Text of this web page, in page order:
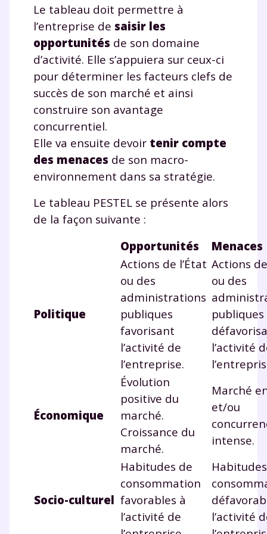
Le tableau doit permettre à
l’entreprise de saisir les
opportunités de son domaine
d’activité. Elle s’appuiera sur ceux-ci
pour déterminer les facteurs clefs de
succès de son marché et ainsi
construire son avantage
concurrentiel.
Elle va ensuite devoir tenir compte
des menaces de son macro-
environnement dans sa stratégie.
Le tableau PESTEL se présente alors
de la façon suivante :
Opportunités
Menaces
Politique
Actions de l’État
ou des
administrations
publiques
favorisant
l’activité de
l’entreprise.
Actions
ou des
publiques
l’activité
Économique
Évolution
positive du
marché.
Croissance du
marché.
Marché
et/ou
intense.
Socio-culturel
Habitudes de
consommation
favorables à
l’activité de
l’activité
année scolaire ?
Testez gratuitement
pendant 24h notre
plateforme de soutien
scolaire !
corrigés ,podcasts de révisions
Unespace dédié aux parents
Tout le programme scolaire du CP à
Des profs expérimentés disponibles
à la demande par tchat, audio ou
vidéo
TESTER GRATUITEMENT
* Votre code d'accès sera envoyé à cette adresse e-mail. En
renseignant votre e-mail, vous consentez à ce que vos
données à caractère personnel soient traitées par SEJER, sous
la marque myMaxicours, afin que SEJER puisse vous donner
accès au service de soutien scolaire pendant 24h. Pour en
savoir plus sur la gestion de vos données personnelles et
pour exercer vos droits, vous pouvez consulternotre
J’accepte de recevoir les actualités et des
communications de la part de